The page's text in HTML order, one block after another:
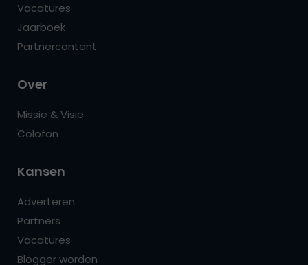
Vacatures
Jaarboek
Partnercontent
Over
Missie & Visie
Colofon
Kansen
Adverteren
Partners
Vacatures
Blogger worden